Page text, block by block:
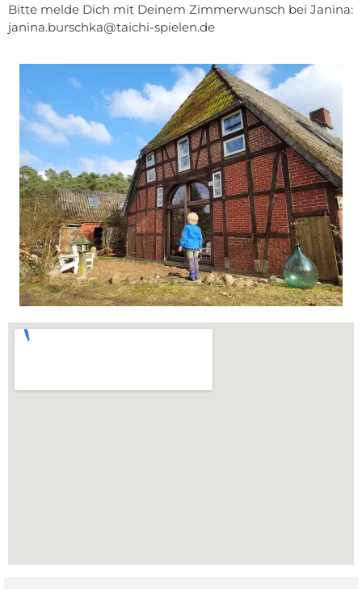
Bitte melde Dich mit Deinem Zimmerwunsch bei Janina:
janina.burschka@taichi-spielen.de